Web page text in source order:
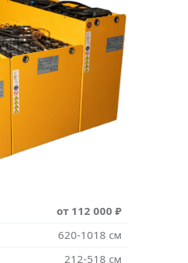
от 112 000 ₽
620-1018 см
212-518 см